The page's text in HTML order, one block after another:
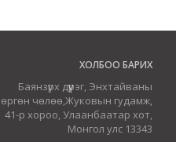
ХОЛБОО БАРИХ
Баянзүрх дүүрэг, Энхтайваны
өргөн чөлөө,Жуковын гудамж,
41-р хороо, Улаанбаатар хот,
Монгол улс 13343